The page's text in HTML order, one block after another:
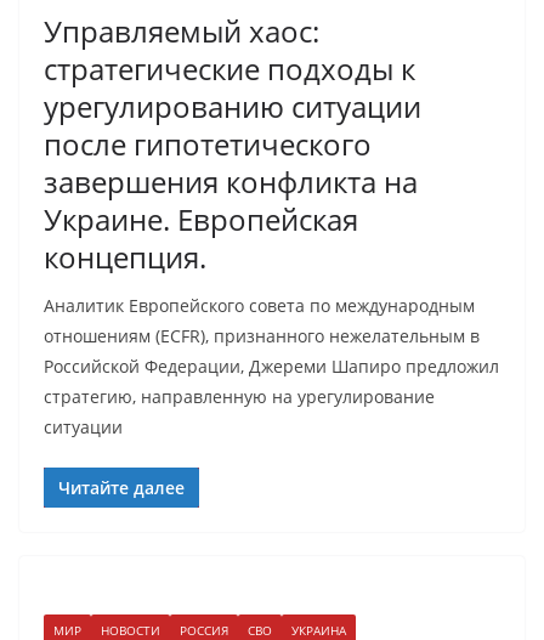
Управляемый хаос:
стратегические подходы к
урегулированию ситуации
после гипотетического
завершения конфликта на
Украине. Европейская
концепция.
Аналитик Европейского совета по международным
отношениям (ECFR), признанного нежелательным в
Российской Федерации, Джереми Шапиро предложил
стратегию, направленную на урегулирование
ситуации
Читайте далее
МИР НОВОСТИ РОССИЯ СВО УКРАИНА